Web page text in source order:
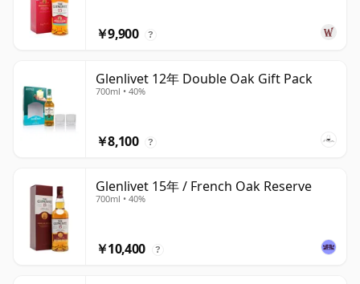
￥9,900 ?
Glenlivet 12年 Double Oak Gift Pack
700ml • 40%
￥8,100 ?
Glenlivet 15年 / French Oak Reserve
700ml • 40%
￥10,400 ?